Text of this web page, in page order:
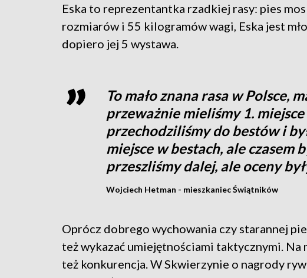
Eska to reprezentantka rzadkiej rasy: pies
rozmiarów i 55 kilogramów wagi, Eska jest
dopiero jej 5 wystawa.
To mało znana rasa w Polsce,
przeważnie mieliśmy 1.
przechodziliśmy do bestów i
miejsce w bestach, ale czasem
przeszliśmy dalej, ale oceny
Wojciech Hetman - mieszkaniec Świątników
Oprócz dobrego wychowania czy starannej
też wykazać umiejętnościami taktycznymi. Na
też konkurencja. W Skwierzynie o nagrody